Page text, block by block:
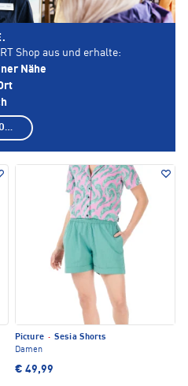
Picture · Sesia Shorts
Damen
€ 49,99
Shop aus und erhalte:
Nähe
SHOP AUSWÄHLEN UND PRODUKTE ANZEIGEN